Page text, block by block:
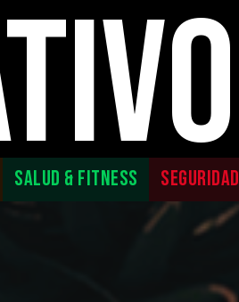
SALUD & FITNESS SEGURIDAD